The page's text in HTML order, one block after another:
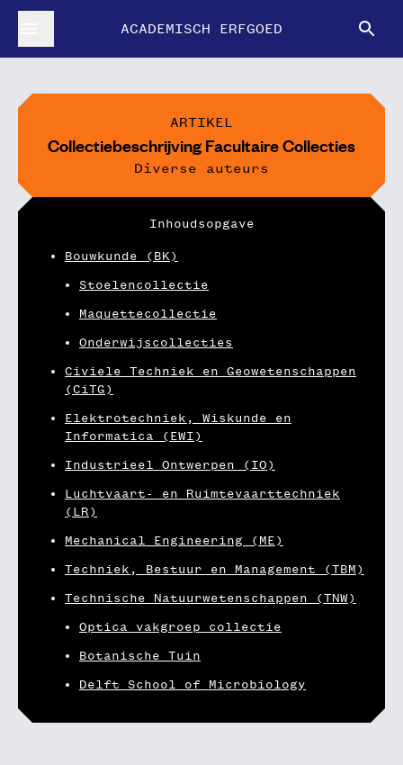
ACADEMISCH ERFGOED
ARTIKEL
Collectiebeschrijving Facultaire Collecties
Diverse auteurs
Inhoudsopgave
Bouwkunde (BK)
Stoelencollectie
Maquettecollectie
Onderwijscollecties
Civiele Techniek en Geowetenschappen
(CiTG)
Elektrotechniek, Wiskunde en
Informatica (EWI)
Industrieel Ontwerpen (IO)
Luchtvaart- en Ruimtevaarttechniek
(LR)
Mechanical Engineering (ME)
Techniek, Bestuur en Management (TBM)
Technische Natuurwetenschappen (TNW)
Optica vakgroep collectie
Botanische Tuin
Delft School of Microbiology